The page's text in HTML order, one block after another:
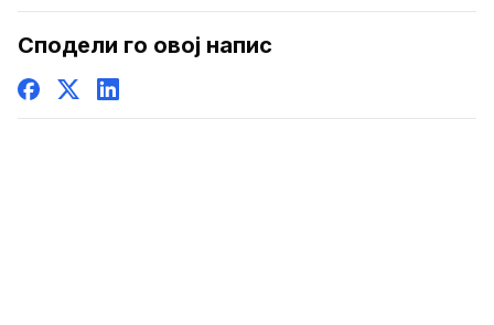
Сподели го овој напис